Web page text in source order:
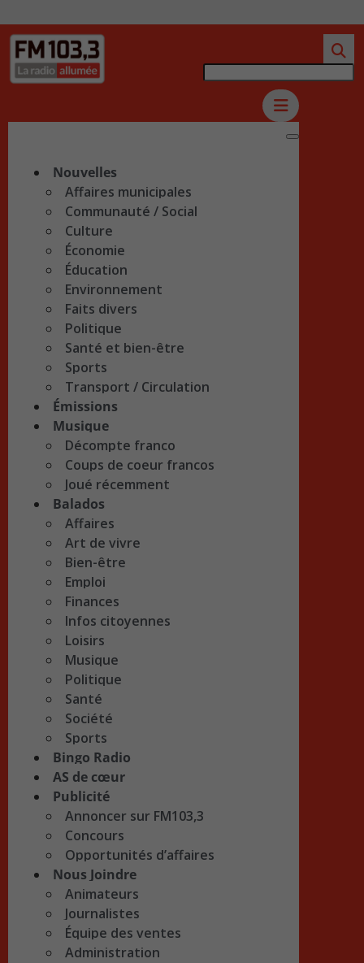
Nouvelles
Affaires municipales
Communauté / Social
Culture
Économie
Éducation
Environnement
Faits divers
Politique
Santé et bien-être
Sports
Transport / Circulation
Émissions
Musique
Décompte franco
Coups de coeur francos
Joué récemment
Balados
Affaires
Art de vivre
Bien-être
Emploi
Finances
Infos citoyennes
Loisirs
Musique
Politique
Santé
Société
Sports
Bingo Radio
AS de cœur
Publicité
Annoncer sur FM103,3
Concours
Opportunités d’affaires
Nous Joindre
Animateurs
Journalistes
Équipe des ventes
Administration